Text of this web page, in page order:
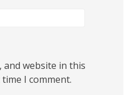
and website in this
I comment.